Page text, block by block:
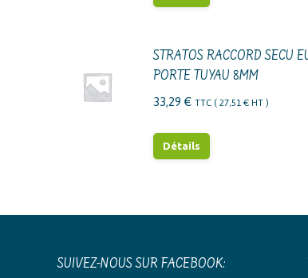
STRATOS RACCORD SECU
PORTE TUYAU 8MM
33,29 € TTC ( 27,51 € HT )
Détails
SUIVEZ-NOUS SUR FACEBOOK: